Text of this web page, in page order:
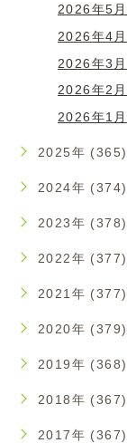
2026年5
2026年4
2026年3
2026年2
2026年1
2025年 (365)
2024年 (374)
2023年 (378)
2022年 (377)
2021年 (377)
2020年 (379)
2019年 (368)
2018年 (367)
2017年 (367)